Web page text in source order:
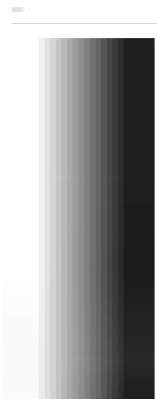
del Acuerdo de Paz de 2016, firmado...